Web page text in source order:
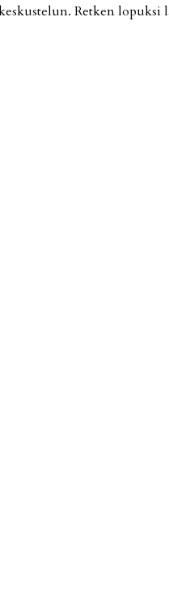
Ret­ken lo­puk­si